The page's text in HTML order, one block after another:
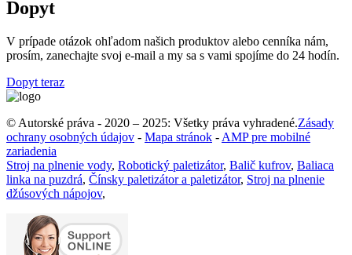
Dopyt
V prípade otázok ohľadom našich produktov alebo cenníka nám,
prosím, zanechajte svoj e-mail a my sa s vami spojíme do 24 hodín.
Dopyt teraz
© Autorské práva - 2020 – 2025: Všetky práva vyhradené.Zásady
ochrany osobných údajov - Mapa stránok - AMP pre mobilné
zariadenia
Stroj na plnenie vody, Robotický paletizátor, Balič kufrov, Baliaca
linka na puzdrá, Čínsky paletizátor a paletizátor, Stroj na plnenie
džúsových nápojov,